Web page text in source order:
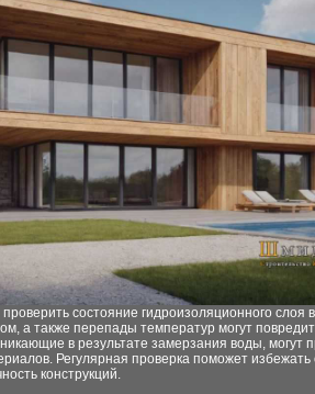
состояние гидроизоляционного слоя
а также перепады температур могут
в результате замерзания воды, могут
Регулярная проверка поможет избежать
конструкций.